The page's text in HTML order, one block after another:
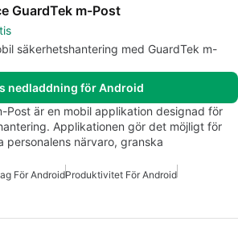
GuardTek m-Post
säkerhetshantering med GuardTek m-
nedladdning för Android
Post är en mobil applikation designad för
Applikationen gör det möjligt för
personalens närvaro, granska
För AndroidProduktivitet För Android